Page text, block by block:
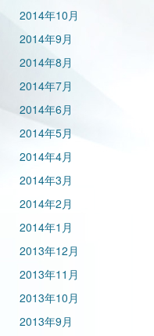
2014年10月
2014年9月
2014年8月
2014年7月
2014年6月
2014年5月
2014年4月
2014年3月
2014年2月
2014年1月
2013年12月
2013年11月
2013年10月
2013年9月